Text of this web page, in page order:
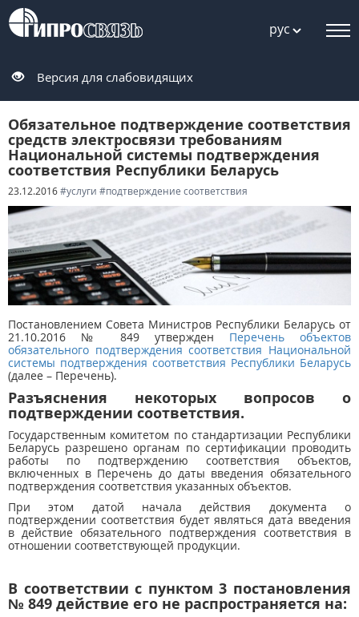
рус
Версия для слабовидящих
Обязательное подтверждение соответствия
средств электросвязи требованиям
Национальной системы подтверждения
соответствия Республики Беларусь
23.12.2016#услуги #подтверждение соответствия
Постановлением Совета Министров Республики Беларусь от
21.10.2016 № 849 утвержден Перечень объектов
обязательного подтверждения соответствия Национальной
системы подтверждения соответствия Республики Беларусь
(далее – Перечень).
Разъяснения некоторых вопросов о
подтверждении соответствия.
Государственным комитетом по стандартизации Республики
Беларусь разрешено органам по сертификации проводить
работы по подтверждению соответствия объектов,
включенных в Перечень до даты введения обязательного
подтверждения соответствия указанных объектов.
При этом датой начала действия документа о
подтверждении соответствия будет являться дата введения
в действие обязательного подтверждения соответствия в
отношении соответствующей продукции.
В соответствии с пунктом 3 постановления
№ 849 действие его не распространяется на: